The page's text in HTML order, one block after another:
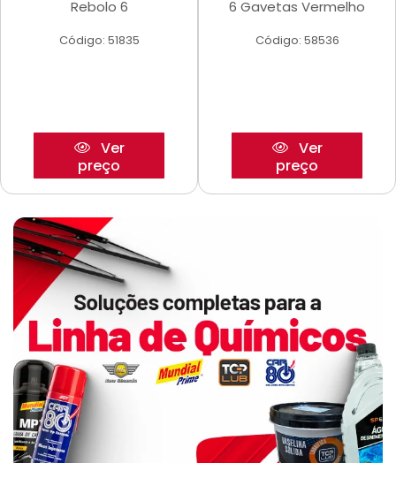
Rebolo 6
Código: 51835
Ver
preço
6 Gavetas Vermelho
Código: 58536
Ver
preço